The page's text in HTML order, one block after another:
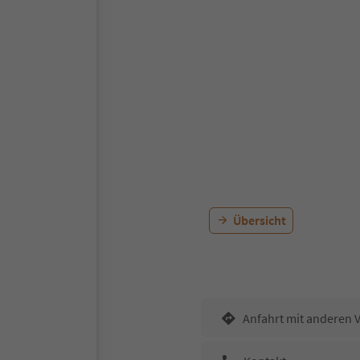
Übersicht
Anfahrt mit anderen